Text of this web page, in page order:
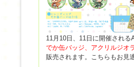
11月10日、11日に開催される
でか缶バッジ、アクリルジオ
販売されます。こちらもお見